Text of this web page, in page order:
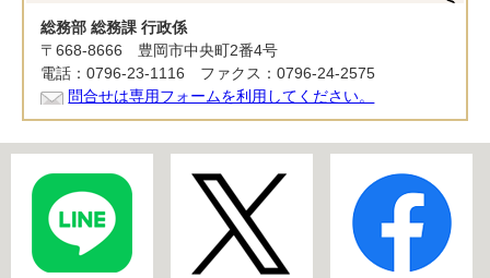
総務部 総務課 行政係
〒668-8666 豊岡市中央町2番4号
電話：0796-23-1116 ファクス：0796-24-2575
問合せは専用フォームを利用してください。